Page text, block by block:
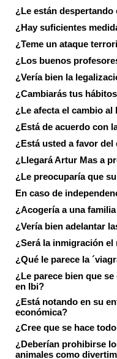
¿Le están
¿Hay suficientes
¿Teme un ataque
¿Los buenos
¿Vería bien la
¿Cambiarás tus
¿Le afecta el cambio
¿Está de acuerdo con
¿Está usted a favor
¿Llegará Artur Mas a
¿Le preocuparía que
En caso de
¿Acogería a una
¿Vería bien adelantar
¿Será la inmigración
¿Qué le parece la
¿Le parece bien que
en Ibi?
¿Está notando en su
económica?
¿Cree que se hace
¿Deberían prohibirse
animales como